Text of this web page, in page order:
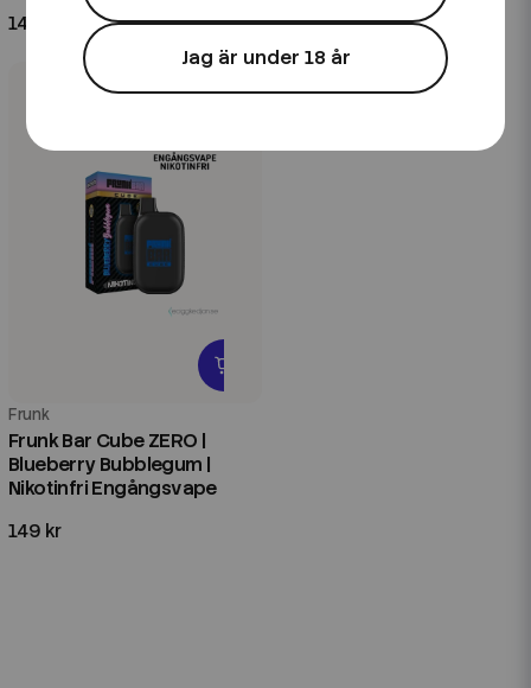
149 kr
149 kr
Frunk
Frunk Bar Cube ZERO |
Blueberry Bubblegum |
Nikotinfri Engångsvape
149 kr
Jag är under 18 år